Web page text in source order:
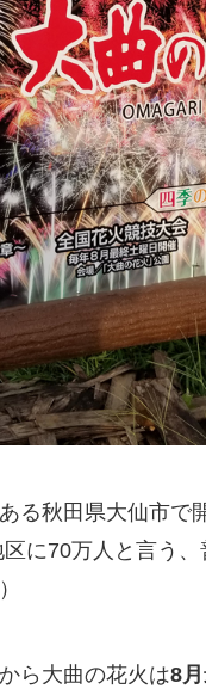
る秋田県大仙市で
に70万人と言う
ら大曲の花火は8